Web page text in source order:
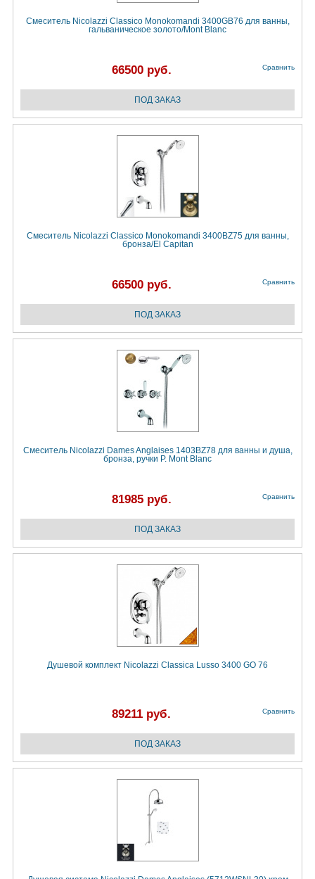
Смеситель Nicolazzi Classico Monokomandi 3400GB76 для ванны,
гальваническое золото/Mont Blanc
66500 руб. Сравнить
Смеситель Nicolazzi Classico Monokomandi 3400BZ75 для ванны,
бронза/El Capitan
66500 руб. Сравнить
Смеситель Nicolazzi Dames Anglaises 1403BZ78 для ванны и душа,
бронза, ручки P. Mont Blanc
81985 руб. Сравнить
Душевой комплект Nicolazzi Classica Lusso 3400 GO 76
89211 руб. Сравнить